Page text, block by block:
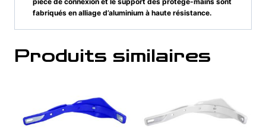
fabriqués en alliage d’aluminium à haute résistance.
Produits similaires